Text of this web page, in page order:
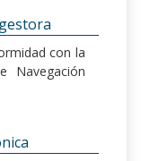
con la
Navegación